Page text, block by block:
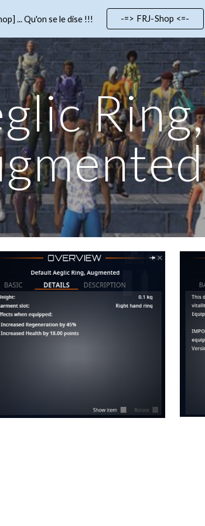
Skip to navigation
... Qu'on se le dise !!! -=> FRJ-Shop <=-
Ring,